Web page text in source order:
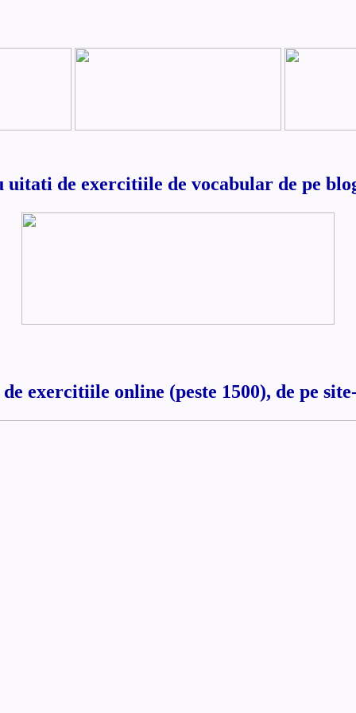
uitati de exercitiile de vocabular de pe
de exercitiile online (peste 1500), de pe